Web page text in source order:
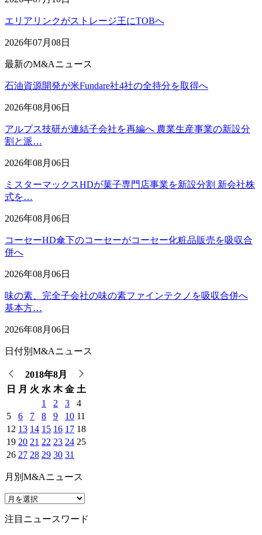
エリアリンクがストレージ王にTOBへ
2026年07月08日
最新のM&Aニュース
石油資源開発が米Fundare社4社の全持分を取得へ
2026年08月06日
アルプス技研が連結子会社を再編へ 農業生産事業の新設分
割と派…
2026年08月06日
ミスターマックスHDが菓子専門店事業を新設分割 新会社株
式を…
2026年08月06日
コーセーHD傘下のコーセーがコーセー化粧品販売を吸収合
併へ
2026年08月06日
味の素、完全子会社の味の素ファインテクノを吸収合併へ
基本方…
2026年08月06日
日付別M&Aニュース
2018年8月
日
月 火 水 木 金 土
1
2 3
4
5
6 7 8 9 10 11
12 13 14 15 16 17 18
19 20 21 22 23 24 25
26 27 28 29 30 31
月別M&Aニュース
注目ニュースワード